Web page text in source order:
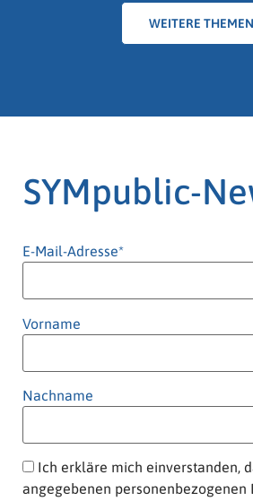
WEITERE THEMEN
SYMpublic-
E-Mail-Adresse*
Vorname
Nachname
Ich erkläre mich einverstanden,
angegebenen personenbezogenen